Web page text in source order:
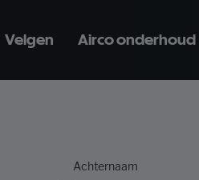
Velgen Airco onderhoud
Achternaam